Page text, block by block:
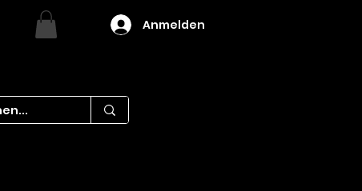
Anmelden